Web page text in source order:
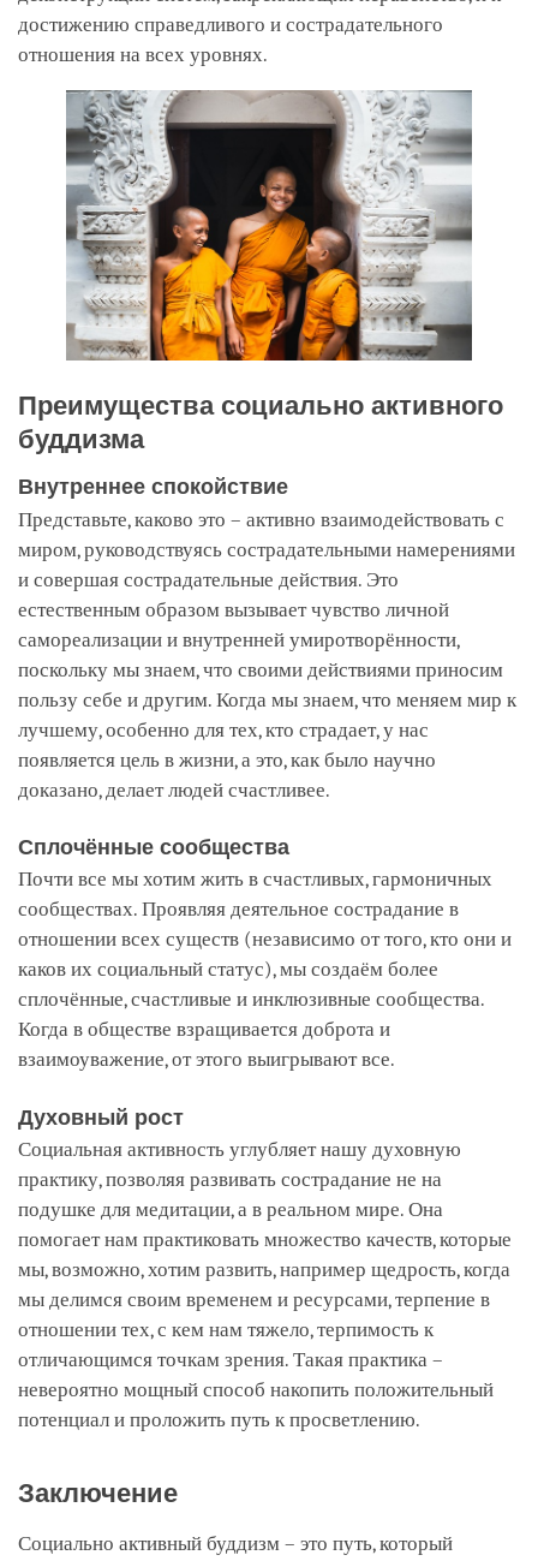
достижению справедливого и сострадательного
отношения на всех уровнях.
Преимущества социально активного
буддизма
Внутреннее спокойствие
Представьте, каково это – активно взаимодействовать с
миром, руководствуясь сострадательными намерениями
и совершая сострадательные действия. Это
естественным образом вызывает чувство личной
самореализации и внутренней умиротворённости,
поскольку мы знаем, что своими действиями приносим
пользу себе и другим. Когда мы знаем, что меняем мир к
лучшему, особенно для тех, кто страдает, у нас
появляется цель в жизни, а это, как было научно
доказано, делает людей счастливее.
Сплочённые сообщества
Почти все мы хотим жить в счастливых, гармоничных
сообществах. Проявляя деятельное сострадание в
отношении всех существ (независимо от того, кто они и
каков их социальный статус), мы создаём более
сплочённые, счастливые и инклюзивные сообщества.
Когда в обществе взращивается доброта и
взаимоуважение, от этого выигрывают все.
Духовный рост
Социальная активность углубляет нашу духовную
практику, позволяя развивать сострадание не на
подушке для медитации, а в реальном мире. Она
помогает нам практиковать множество качеств, которые
мы, возможно, хотим развить, например щедрость, когда
мы делимся своим временем и ресурсами, терпение в
отношении тех, с кем нам тяжело, терпимость к
отличающимся точкам зрения. Такая практика –
невероятно мощный способ накопить положительный
потенциал и проложить путь к просветлению.
Заключение
Социально активный буддизм – это путь, который